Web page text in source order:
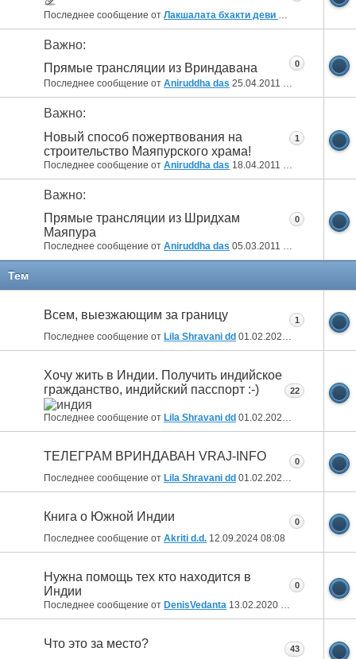
Последнее сообщение от Лакшалата бхакти деви даси
Важно:
Прямые трансляции из Вриндавана
Последнее сообщение от Aniruddha das 25.04.2011 07:39
0
Важно:
Новый способ пожертвования на
строительство Маяпурского храма!
Последнее сообщение от Aniruddha das 18.04.2011
1
Важно:
Прямые трансляции из Шридхам
Маяпура
Последнее сообщение от Aniruddha das 05.03.2011
0
Тем
Всем, выезжающим за границу
Последнее сообщение от Lila Shravani dd 01.02.2026
1
Хочу жить в Индии. Получить индийское
гражданство, индийский пасспорт :-)
Последнее сообщение от Lila Shravani dd 01.02.2026 04:50
22
ТЕЛЕГРАМ ВРИНДАВАН VRAJ-INFO
Последнее сообщение от Lila Shravani dd 01.02.2026 04:45
0
Книга о Южной Индии
Последнее сообщение от Akriti d.d. 12.09.2024 08:08
0
Нужна помощь тех кто находится в
Индии
Последнее сообщение от DenisVedanta 13.02.2020 19:27
0
Что это за место? 43